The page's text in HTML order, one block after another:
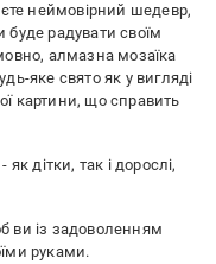
неймовірний шедевр,
радувати своїм
алмазна мозаїка
яке свято як у вигляді
картини, що справить
дітки, так і дорослі,
ви із задоволенням
руками.